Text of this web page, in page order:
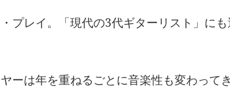
プレイ。「現代の3代ギターリスト」に
ーは年を重ねるごとに音楽性も変わって